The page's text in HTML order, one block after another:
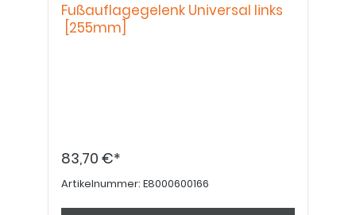
Fußauflagegelenk Universal links
[255mm]
83,70 €*
Artikelnummer: E8000600166